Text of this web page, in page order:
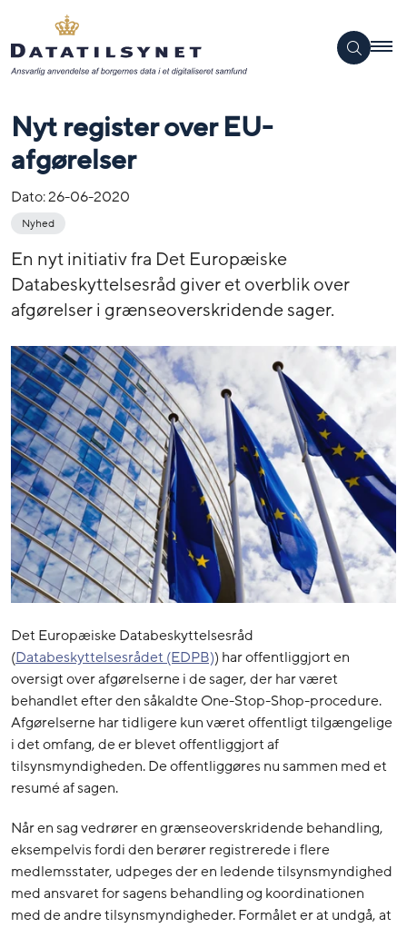
Nyt register over EU-
afgørelser
Dato:26-06-2020
Nyhed
En nyt initiativ fra Det Europæiske
Databeskyttelsesråd giver et overblik over
afgørelser i grænseoverskridende sager.
Det Europæiske Databeskyttelsesråd
(Databeskyttelsesrådet (EDPB)) har offentliggjort en
oversigt over afgørelserne i de sager, der har været
behandlet efter den såkaldte One-Stop-Shop-procedure.
Afgørelserne har tidligere kun været offentligt tilgængelige
i det omfang, de er blevet offentliggjort af
tilsynsmyndigheden. De offentliggøres nu sammen med et
resumé af sagen.
Når en sag vedrører en grænseoverskridende behandling,
eksempelvis fordi den berører registrerede i flere
medlemsstater, udpeges der en ledende tilsynsmyndighed
med ansvaret for sagens behandling og koordinationen
med de andre tilsynsmyndigheder. Formålet er at undgå, at